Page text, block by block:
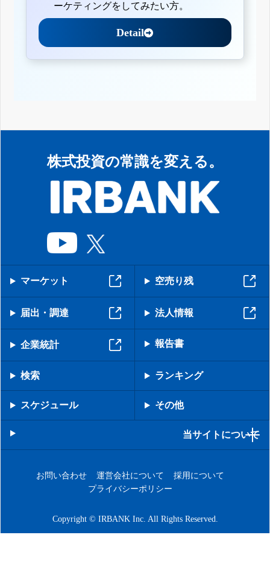
ーケティングをしてみたい方。
Detail
株式投資の常識を変える。
マーケット 空売り残
届出・調達 法人情報
企業統計 報告書
検索 ランキング
スケジュール その他
当サイトについて
お問い合わせ 運営会社について
採用について
プライバシーポリシー
Copyright © IRBANK Inc. All Rights Reserved.